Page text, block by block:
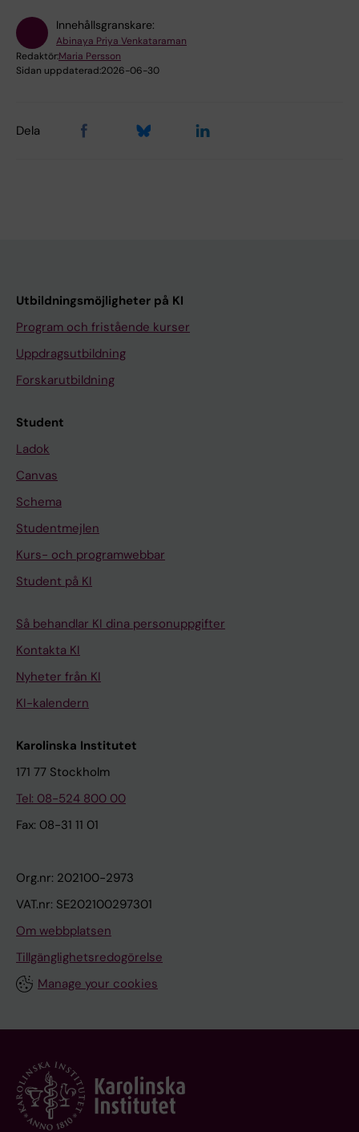
Innehållsgranskare:
Abinaya Priya Venkataraman
Redaktör:Maria Persson
Sidan uppdaterad:2026-06-30
Dela
Utbildningsmöjligheter på KI
Program och fristående kurser
Uppdragsutbildning
Forskarutbildning
Student
Ladok
Canvas
Schema
Studentmejlen
Kurs- och programwebbar
Student på KI
Så behandlar KI dina personuppgifter
Kontakta KI
Nyheter från KI
KI-kalendern
Karolinska Institutet
171 77 Stockholm
Tel: 08-524 800 00
Fax: 08-31 11 01
Org.nr: 202100-2973
VAT.nr: SE202100297301
Om webbplatsen
Tillgänglighetsredogörelse
Manage your cookies